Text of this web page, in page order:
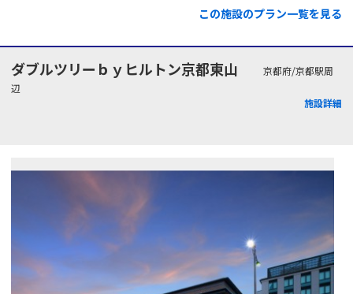
この施設のプラン一覧を見る
ダブルツリーｂｙヒルトン京都東山
京都府/京都駅周
辺
施設詳細